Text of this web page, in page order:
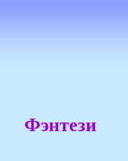
Фэнтези